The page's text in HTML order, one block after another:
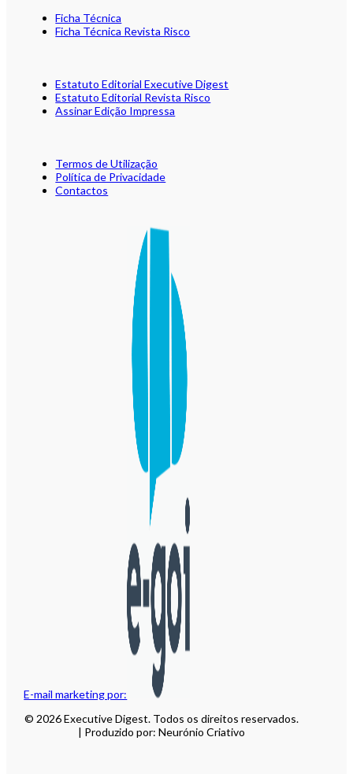
E-mail marketing por:
Ficha Técnica
Ficha Técnica Revista Risco
Estatuto Editorial Executive Digest
Estatuto Editorial Revista Risco
Assinar Edição Impressa
Termos de Utilização
Política de Privacidade
Contactos
© 2026 Executive Digest. Todos os direitos reservados.
| Produzido por: Neurónio Criativo